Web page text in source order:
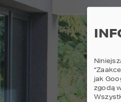
jak
zgodą